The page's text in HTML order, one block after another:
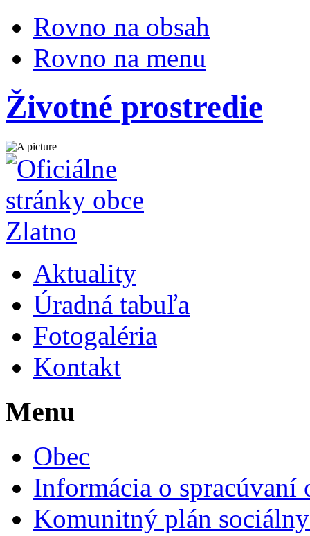
Rovno na obsah
Rovno na menu
Životné prostredie
Aktuality
Úradná tabuľa
Fotogaléria
Kontakt
Menu
Obec
Informácia o spracúvaní
Komunitný plán